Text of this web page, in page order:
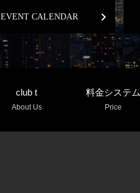
EVENT CALENDAR chevron_right
club t
About Us
料金システム
Price